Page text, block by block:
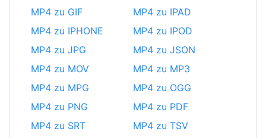
MP4 zu GIF
MP4 zu IPAD
MP4 zu IPHONE
MP4 zu IPOD
MP4 zu JPG
MP4 zu JSON
MP4 zu MOV
MP4 zu MP3
MP4 zu MPG
MP4 zu OGG
MP4 zu PNG
MP4 zu PDF
MP4 zu SRT
MP4 zu TSV